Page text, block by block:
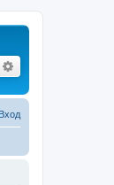
Вход